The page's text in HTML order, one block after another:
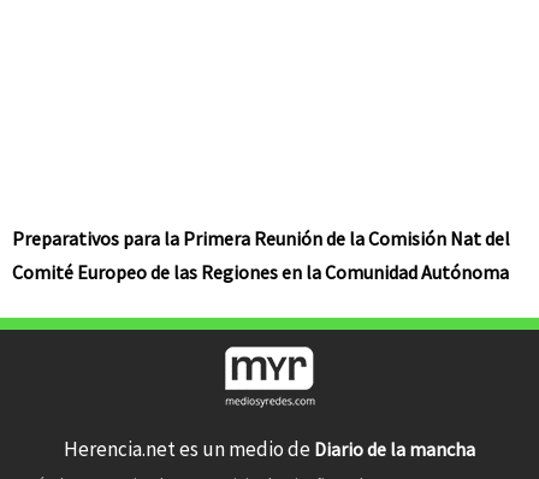
Preparativos para la Primera Reunión de la Comisión Nat del
Comité Europeo de las Regiones en la Comunidad Autónoma
Herencia.net es un medio de Diario de la mancha